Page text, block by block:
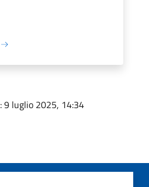
: 9 luglio 2025, 14:34